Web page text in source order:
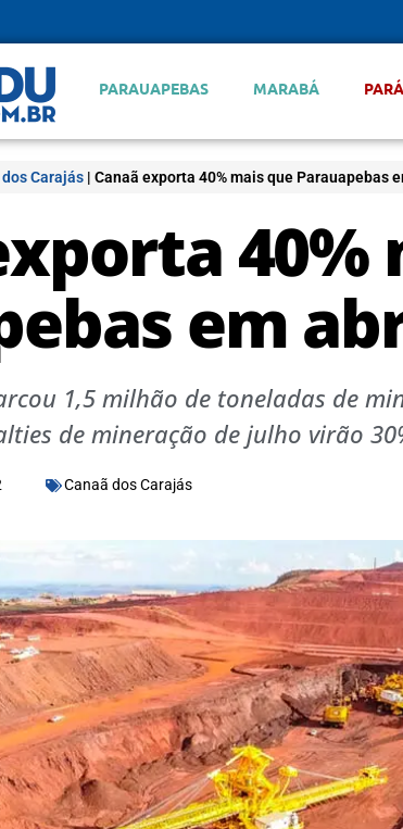
PARAUAPEBAS MARABÁ PARÁ
Carajás | Canaã exporta 40% mais que Parauapebas
40%
em
1,5 milhão de toneladas de
de mineração de julho virão
Canaã dos Carajás